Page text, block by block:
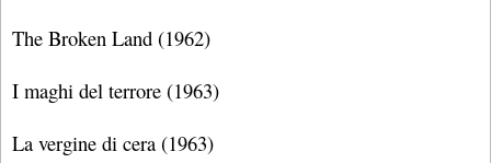
The Broken Land (1962)
I maghi del terrore (1963)
La vergine di cera (1963)